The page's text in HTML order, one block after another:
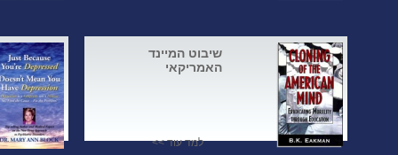
שיבוט המיינד
האמריקאי
למד עוד >>